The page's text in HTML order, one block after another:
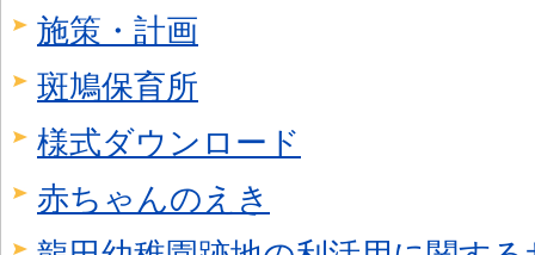
施策・計画
斑鳩保育所
様式ダウンロード
赤ちゃんのえき